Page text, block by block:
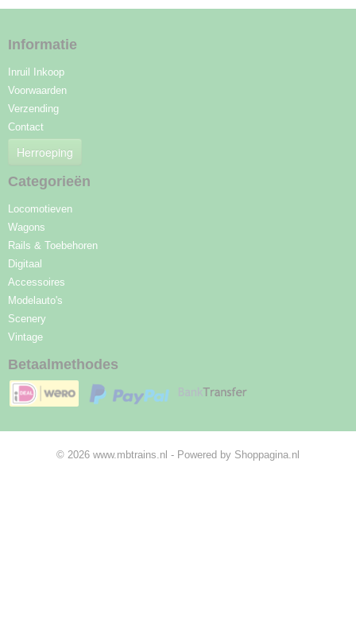
Informatie
Inruil Inkoop
Voorwaarden
Verzending
Contact
Herroeping
Categorieën
Locomotieven
Wagons
Rails & Toebehoren
Digitaal
Accessoires
Modelauto's
Scenery
Vintage
Betaalmethodes
© 2026 www.mbtrains.nl - Powered by Shoppagina.nl